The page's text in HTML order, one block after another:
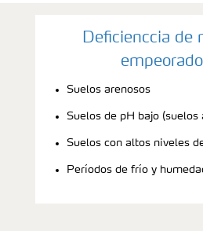
Deficienccia de
Suelos arenosos
Suelos de pH bajo (suelos
Suelos con altos niveles
Períodos de frío y